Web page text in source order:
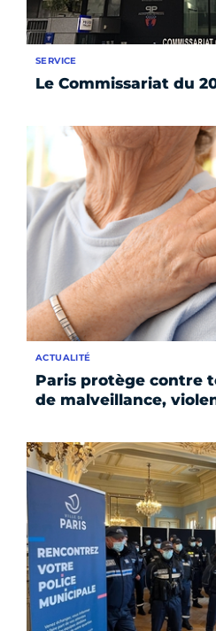
Le Commissariat du
SERVICE
Paris protège contre
de malveillance,
ACTUALITÉ